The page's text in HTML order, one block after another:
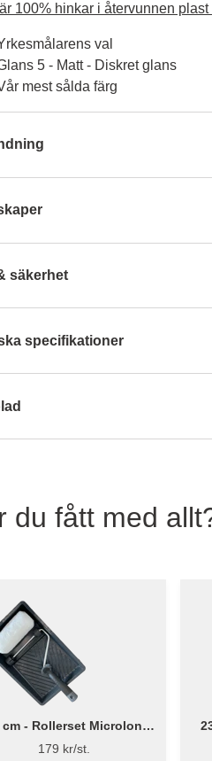
100% hinkar i återvunnen
val
5 - Matt - Diskret glans
mest sålda färg
säkerhet
specifikationer
du fått med
cm - Rollerset Microlon
Ø38mm - Flügger
179 kr/st.